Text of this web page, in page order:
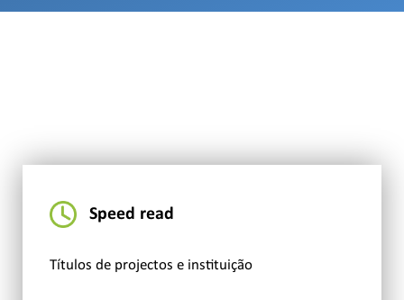
Speed read
Títulos de projectos e instituição